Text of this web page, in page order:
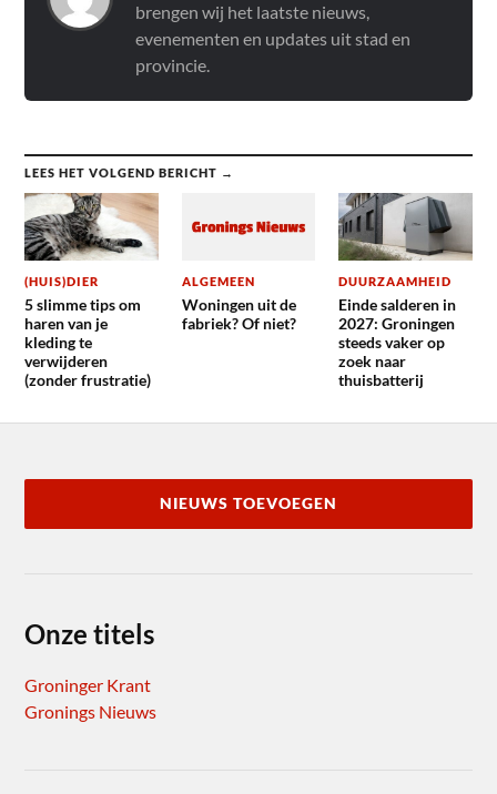
brengen wij het laatste nieuws,
evenementen en updates uit stad en
provincie.
LEES HET VOLGEND BERICHT →
(HUIS)DIER
5 slimme tips om
haren van je
kleding te
verwijderen
(zonder frustratie)
ALGEMEEN
Woningen uit de
fabriek? Of niet?
DUURZAAMHEID
Einde salderen in
2027: Groningen
steeds vaker op
zoek naar
thuisbatterij
NIEUWS TOEVOEGEN
Onze titels
Groninger Krant
Gronings Nieuws